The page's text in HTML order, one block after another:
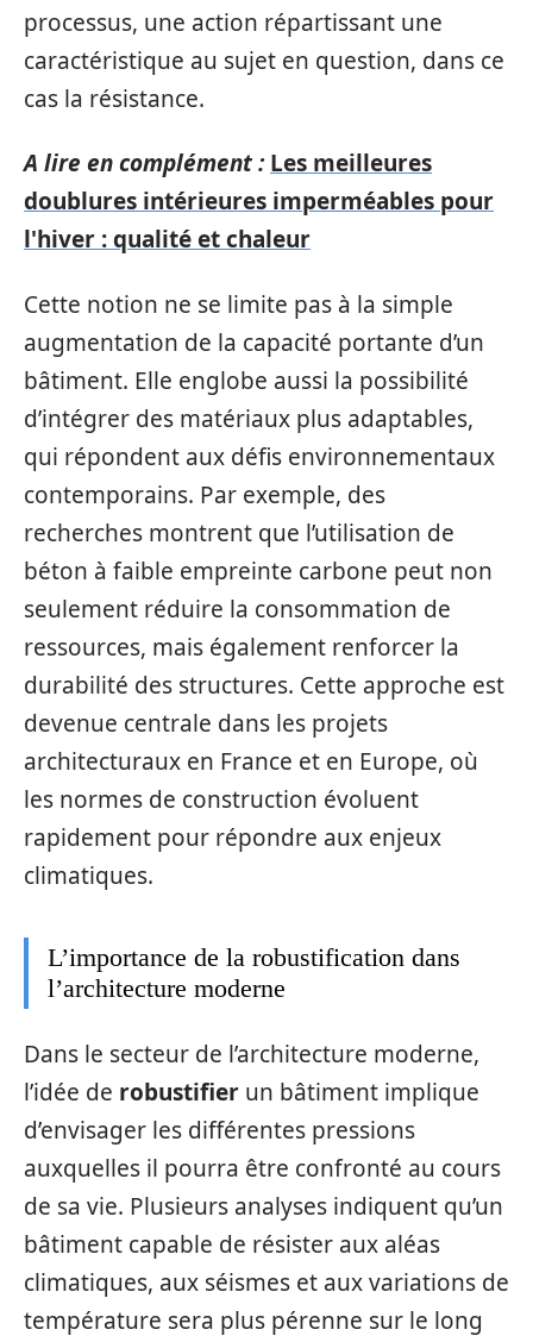
processus, une action répartissant une
caractéristique au sujet en question, dans ce
cas la résistance.
A lire en complément : Les meilleures
doublures intérieures imperméables pour
l'hiver : qualité et chaleur
Cette notion ne se limite pas à la simple
augmentation de la capacité portante d’un
bâtiment. Elle englobe aussi la possibilité
d’intégrer des matériaux plus adaptables,
qui répondent aux défis environnementaux
contemporains. Par exemple, des
recherches montrent que l’utilisation de
béton à faible empreinte carbone peut non
seulement réduire la consommation de
ressources, mais également renforcer la
durabilité des structures. Cette approche est
devenue centrale dans les projets
architecturaux en France et en Europe, où
les normes de construction évoluent
rapidement pour répondre aux enjeux
climatiques.
L’importance de la robustification dans
l’architecture moderne
Dans le secteur de l’architecture moderne,
l’idée de robustifier un bâtiment implique
d’envisager les différentes pressions
auxquelles il pourra être confronté au cours
de sa vie. Plusieurs analyses indiquent qu’un
bâtiment capable de résister aux aléas
climatiques, aux séismes et aux variations de
température sera plus pérenne sur le long